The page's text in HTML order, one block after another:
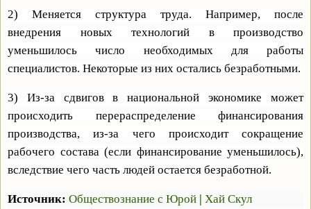
2) Меняется структура труда. Например, после
внедрения новых технологий в производство
уменьшилось число необходимых для работы
специалистов. Некоторые из них остались безработными.
3) Из-за сдвигов в национальной экономике может
происходить перераспределение финансирования
производства, из-за чего происходит сокращение
рабочего состава (если финансирование уменьшилось),
вследствие чего часть людей остается безработной.
Источник: Обществознание с Юрой | Хай Скул